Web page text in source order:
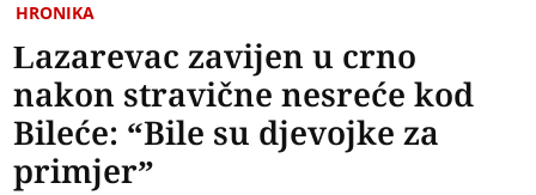
HRONIKA
Lazarevac zavijen u crno
nakon stravične nesreće kod
Bileće: “Bile su djevojke za
primjer”